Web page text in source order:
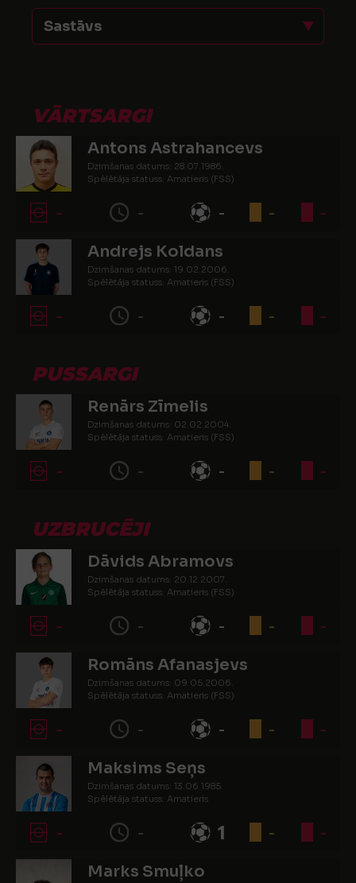
Sastāvs
VĀRTSARGI
Antons Astrahancevs
Dzimšanas datums: 28.07.1986.
Spēlētāja statuss: Amatieris (FSS)
- - - - -
Andrejs Koldans
Dzimšanas datums: 19.02.2006.
Spēlētāja statuss: Amatieris (FSS)
- - - - -
PUSSARGI
Renārs Zīmelis
Dzimšanas datums: 02.02.2004.
Spēlētāja statuss: Amatieris (FSS)
- - - - -
UZBRUCĒJI
Dāvids Abramovs
Dzimšanas datums: 20.12.2007.
Spēlētāja statuss: Amatieris (FSS)
- - - - -
Romāns Afanasjevs
Dzimšanas datums: 09.05.2006.
Spēlētāja statuss: Amatieris (FSS)
- - - - -
Maksims Seņs
Dzimšanas datums: 13.06.1985.
Spēlētāja statuss: Amatieris
- - 1 - -
Marks Smuļko